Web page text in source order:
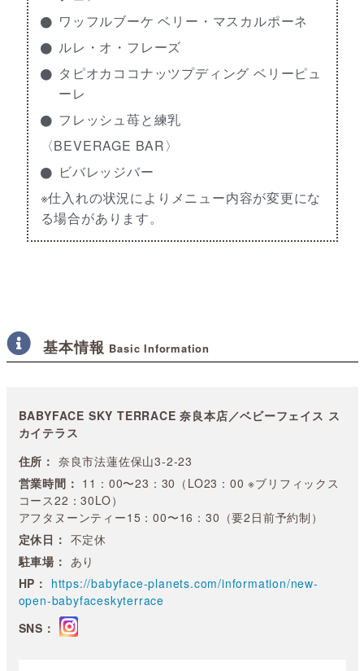
ワッフルブーケ ベリー・マスカルポーネ
ルレ・オ・フレーズ
タピオカココナッツプディング ベリーピュ
ーレ
フレッシュ苺と練乳
〈BEVERAGE BAR〉
ビバレッジバー
※仕入れの状況によりメニュー内容が変更にな
る場合があります。
基本情報 Basic Information
BABYFACE SKY TERRACE 奈良本店／ベビーフェイス ス
カイテラス
住所： 奈良市法蓮佐保山3-2-23
営業時間： 11：00〜23：30（LO23：00 ※ブリフィックス
コース22：30LO）
アフタヌーンティー15：00〜16：30（要2日前予約制）
定休日： 不定休
駐車場： あり
HP： https://babyface-planets.com/information/new-
open-babyfaceskyterrace
SNS：